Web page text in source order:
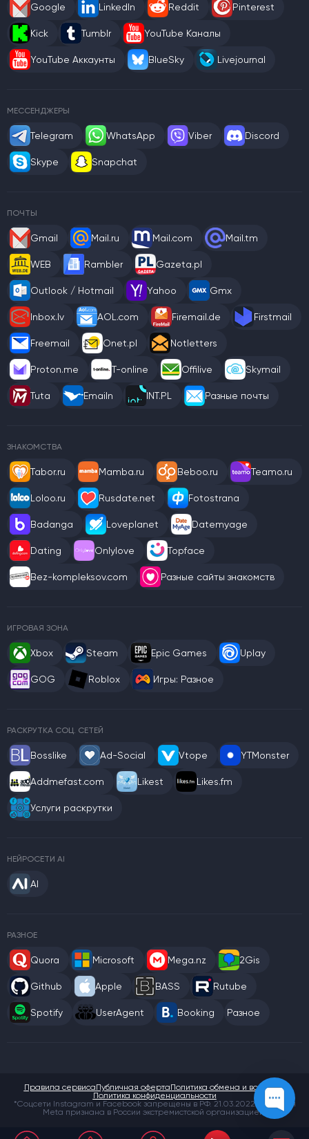
Google LinkedIn Reddit Pinterest
Kick Tumblr YouTube Каналы
YouTube Аккаунты BlueSky Livejournal
МЕССЕНДЖЕРЫ
Telegram WhatsApp Viber Discord
Skype Snapchat
ПОЧТЫ
Gmail Mail.ru Mail.com Mail.tm
WEB Rambler Gazeta.pl
Outlook / Hotmail Yahoo Gmx
Inbox.lv AOL.com Firemail.de Firstmail
Freemail Onet.pl Notletters
Proton.me T-online Offilive Skymail
Tuta Emailn INT.PL Разные почты
ЗНАКОМСТВА
Tabor.ru Mamba.ru Beboo.ru Teamo.ru
Loloo.ru Rusdate.net Fotostrana
Badanga Loveplanet Datemyage
Dating Onlylove Topface
Bez-kompleksov.com Разные сайты знакомств
ИГРОВАЯ ЗОНА
Xbox Steam Epic Games Uplay
GOG Roblox Игры: Разное
РАСКРУТКА СОЦ. СЕТЕЙ
Bosslike Ad-Social Vtope YTMonster
Addmefast.com Likest Likes.fm
Услуги раскрутки
НЕЙРОСЕТИ AI
AI
РАЗНОЕ
Quora Microsoft Mega.nz 2Gis
Github Apple BASS Rutube
Spotify UserAgent Booking Разное
*Соцсети Instagram и Facebook запрещены в РФ. 21.03.2022 компания
Meta признана в России экстремистской организацией.
Правила сервисаПубличная офертаПолитика обмена и возврата
Политика конфиденциальности